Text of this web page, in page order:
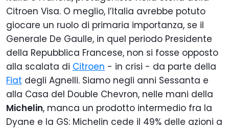
Citroen Visa. O meglio, l’Italia avrebbe potuto
giocare un ruolo di primaria importanza, se il
Generale De Gaulle, in quel periodo Presidente
della Repubblica Francese, non si fosse opposto
alla scalata di Citroen - in crisi - da parte della
Fiat degli Agnelli. Siamo negli anni Sessanta e
alla Casa del Double Chevron, nelle mani della
Michelin, manca un prodotto intermedio fra la
Dyane e la GS: Michelin cede il 49% delle azioni a